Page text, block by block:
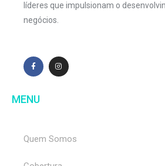
líderes que impulsionam o
negócios.
MENU
Quem Somos